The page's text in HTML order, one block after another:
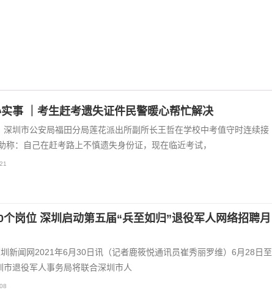
事 ｜考生赶考遗失证件民警暖心帮忙解决
深圳市公安局福田分局莲花派出所副所长王哲在学校中考值守时连续接
称：自己在赶考路上不慎遗失身份证，现在临近考试，
岗位 深圳启动第五届“兵至如归”退役军人网络招聘月
圳新闻网2021年6月30日讯（记者鹿筱悦通讯员崔秀丽罗维）6月28日至
市退役军人事务局将联合深圳市人